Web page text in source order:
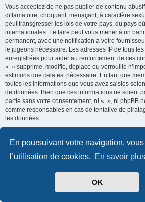
En poursuivant votre navigation,
l’utilisation de cookies. En savoir plus
OK
Vous acceptez de ne pas publier de contenu
diffamatoire, choquant, menaçant, à caractère
peut transgresser les lois de votre pays, du pays
internationales. Le faire peut vous mener à un
permanent, avec une notification à votre
le jugeons nécessaire. Les adresses IP de tous
enregistrées pour aider au renforcement de ces
« » supprime, modifie, déplace ou verrouille
estimons que cela est nécessaire. En tant que
toutes les informations que vous avez saisies
de données. Bien que ces informations ne soient
partie sans votre consentement, ni « », ni phpBB
comme responsables en cas de tentative de
les données.
phpBB ® Forum Software ©
phpBB-fr.com